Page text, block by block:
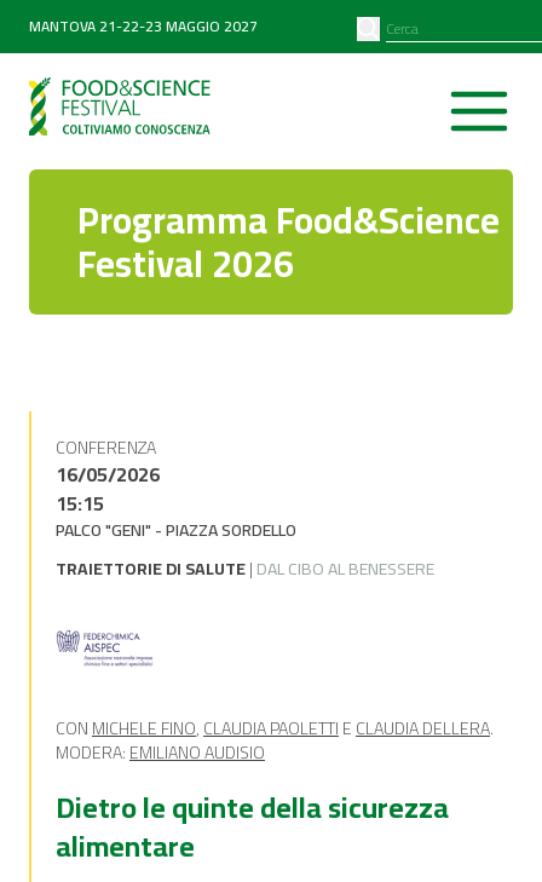
MANTOVA 21-22-23 MAGGIO 2027
Programma Food&Science
Festival 2026
CONFERENZA
16/05/2026
15:15
PALCO "GENI" - PIAZZA SORDELLO
TRAIETTORIE DI SALUTE|DAL CIBO AL BENESSERE
CONMICHELE FINO,CLAUDIA PAOLETTIECLAUDIA DELLERA.
MODERA:EMILIANO AUDISIO
Dietro le quinte della sicurezza
alimentare
PARTNER
Diventa partner
SEARCH